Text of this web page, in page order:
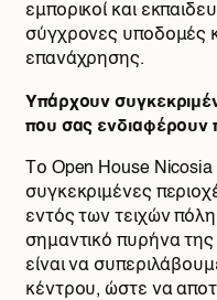
εμπορικοί και
σύγχρονες υποδομές
επανάχρησης.
Υπάρχουν
που σας ενδιαφέρουν
Το Open House Nicosia
συγκεκριμένες
εντός των τειχών
σημαντικό πυρήνα
είναι να
κέντρου, ώστε να